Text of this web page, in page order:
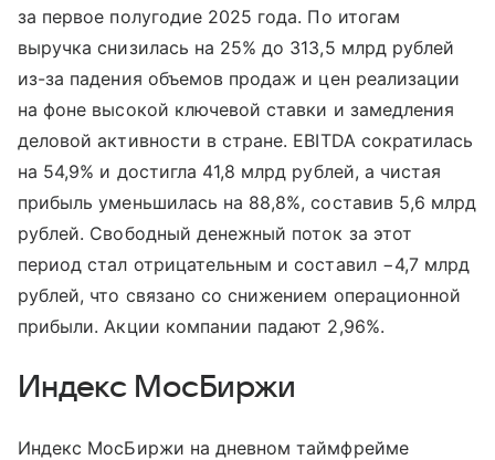
за первое полугодие 2025 года. По итогам
выручка снизилась на 25% до 313,5 млрд рублей
из-за падения объемов продаж и цен реализации
на фоне высокой ключевой ставки и замедления
деловой активности в стране. EBITDA сократилась
на 54,9% и достигла 41,8 млрд рублей, а чистая
прибыль уменьшилась на 88,8%, составив 5,6 млрд
рублей. Свободный денежный поток за этот
период стал отрицательным и составил −4,7 млрд
рублей, что связано со снижением операционной
прибыли. Акции компании падают 2,96%.
Индекс МосБиржи
Индекс МосБиржи на дневном таймфрейме